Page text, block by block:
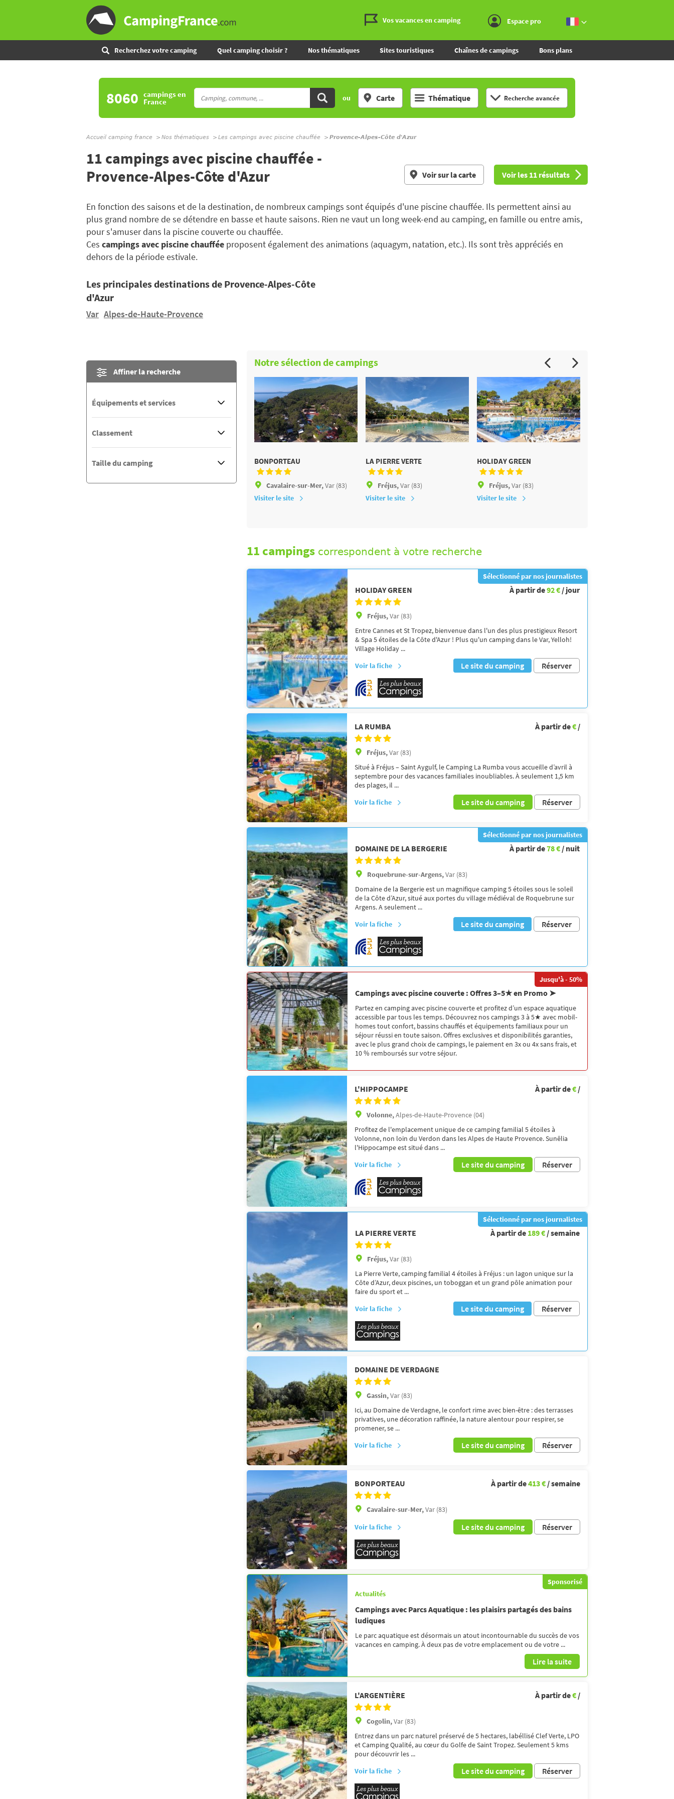
Vos vacances en camping Espace pro
Recherchez votre camping Quel camping choisir ? Nos thématiques Sites touristiques Chaînes de campings Bons plans
8060 campingsen
France ou Carte Thématique Recherche avancée
Accueil camping france Nos thématiques Les campings avec piscine chauffée Provence-Alpes-Côte d'Azur
11 campings avec piscine chauffée -
Provence-Alpes-Côte d'Azur
Voir sur la carte Voir les 11 résultats
En fonction des saisons et de la destination, de nombreux campings sont équipés d'une piscine chauffée. Ils permettent ainsi au
plus grand nombre de se détendre en basse et haute saisons. Rien ne vaut un long week-end au camping, en famille ou entre amis,
pour s'amuser dans la piscine couverte ou chauffée.
Ces campings avec piscine chauffée proposent également des animations (aquagym, natation, etc.). Ils sont très appréciés en
dehors de la période estivale.
Les principales destinations de Provence-Alpes-Côte
d'Azur
Var Alpes-de-Haute-Provence
Affiner la recherche
Équipements et services
Classement
Taille du camping
Notre sélection de campings
BONPORTEAU
Cavalaire-sur-Mer,Var (83)
Visiter le site
LA PIERRE VERTE
Fréjus,Var (83)
Visiter le site
HOLIDAY GREEN
Fréjus,Var (83)
Visiter le site
11 campings correspondent à votre recherche
Sélectionné par nos journalistes
À partir de92 € / jour
HOLIDAY GREEN
Fréjus,Var (83)
Entre Cannes et St Tropez, bienvenue dans l'un des plus prestigieux Resort
& Spa 5 étoiles de la Côte d'Azur ! Plus qu'un camping dans le Var, Yelloh!
Village Holiday ...
Voir la fiche
Le site du camping Réserver
À partir de€ /
LA RUMBA
Fréjus,Var (83)
Situé à Fréjus – Saint Aygulf, le Camping La Rumba vous accueille d’avril à
septembre pour des vacances familiales inoubliables. À seulement 1,5 km
des plages, il ...
Voir la fiche
Le site du camping Réserver
Sélectionné par nos journalistes
À partir de78 € / nuit
DOMAINE DE LA BERGERIE
Roquebrune-sur-Argens,Var (83)
Domaine de la Bergerie est un magnifique camping 5 étoiles sous le soleil
de la Côte d’Azur, situé aux portes du village médiéval de Roquebrune sur
Argens. A seulement ...
Voir la fiche
Le site du camping Réserver
Jusqu'à - 50%
Campings avec piscine couverte : Offres 3–5★ en Promo ➤
Partez en camping avec piscine couverte et profitez d’un espace aquatique
accessible par tous les temps. Découvrez nos campings 3 à 5★ avec mobil-
homes tout confort, bassins chauffés et équipements familiaux pour un
séjour réussi en toute saison. Offres exclusives et disponibilités garanties,
avec le plus grand choix de campings, le paiement en 3x ou 4x sans frais, et
10 % remboursés sur votre séjour.
À partir de€ /
L'HIPPOCAMPE
Volonne,Alpes-de-Haute-Provence (04)
Profitez de l'emplacement unique de ce camping familial 5 étoiles à
Volonne, non loin du Verdon dans les Alpes de Haute Provence. Sunêlia
l'Hippocampe est situé dans ...
Voir la fiche
Le site du camping Réserver
Sélectionné par nos journalistes
À partir de 189 € / semaine
LA PIERRE VERTE
Fréjus,Var (83)
La Pierre Verte, camping familial 4 étoiles à Fréjus : un lagon unique sur la
Côte d’Azur, deux piscines, un toboggan et un grand pôle animation pour
faire du sport et ...
Voir la fiche
Le site du camping Réserver
DOMAINE DE VERDAGNE
Gassin,Var (83)
Ici, au Domaine de Verdagne, le confort rime avec bien-être : des terrasses
privatives, une décoration raffinée, la nature alentour pour respirer, se
promener, se ...
Voir la fiche
Le site du camping Réserver
À partir de413 € / semaine
BONPORTEAU
Cavalaire-sur-Mer,Var (83)
Voir la fiche
Le site du camping Réserver
Sponsorisé
Actualités
Campings avec Parcs Aquatique : les plaisirs partagés des bains
ludiques
Le parc aquatique est désormais un atout incontournable du succès de vos
vacances en camping. À deux pas de votre emplacement ou de votre ...
Lire la suite
À partir de€ /
L'ARGENTIÈRE
Cogolin,Var (83)
Entrez dans un parc naturel préservé de 5 hectares, labéllisé Clef Verte, LPO
et Camping Qualité, au cœur du Golfe de Saint Tropez. Seulement 5 kms
pour découvrir les ...
Voir la fiche
Le site du camping Réserver